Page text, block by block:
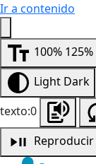
Ir a contenido
100% 125%
Light Dark
texto:0
Reproducir